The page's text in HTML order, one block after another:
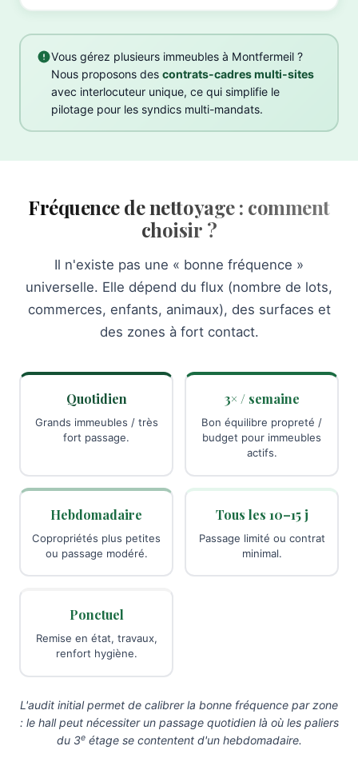
Vous gérez plusieurs immeubles à Montfermeil ?
Nous proposons des contrats-cadres multi-sites
avec interlocuteur unique, ce qui simplifie le
pilotage pour les syndics multi-mandats.
Fréquence de nettoyage : comment
choisir ?
Il n'existe pas une « bonne fréquence »
universelle. Elle dépend du flux (nombre de lots,
commerces, enfants, animaux), des surfaces et
des zones à fort contact.
Quotidien
Grands immeubles / très
fort passage.
3× / semaine
Bon équilibre propreté /
budget pour immeubles
actifs.
Hebdomadaire
Copropriétés plus petites
ou passage modéré.
Tous les 10–15 j
Passage limité ou contrat
minimal.
Ponctuel
Remise en état, travaux,
renfort hygiène.
L'audit initial permet de calibrer la bonne fréquence par zone
: le hall peut nécessiter un passage quotidien là où les paliers
du 3eétage se contentent d'un hebdomadaire.